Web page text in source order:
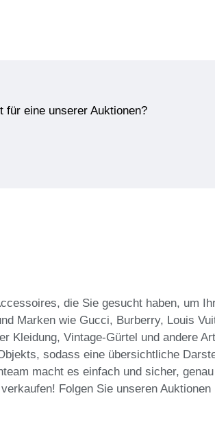
für eine unserer Auktionen?
die Sie gesucht haben, um
Marken wie Gucci, Burberry, Louis
Kleidung, Vintage-Gürtel und andere
sodass eine übersichtliche
macht es einfach und sicher,
Folgen Sie unseren